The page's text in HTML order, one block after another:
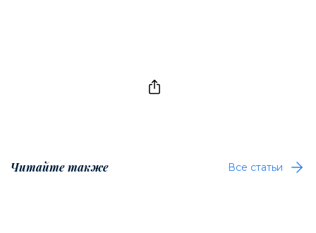
Читайте также Все статьи